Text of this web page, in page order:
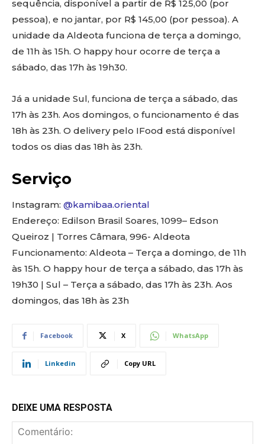
sequência, disponível a partir de R$ 125,00 (por
pessoa), e no jantar, por R$ 145,00 (por pessoa). A
unidade da Aldeota funciona de terça a domingo,
de 11h às 15h. O happy hour ocorre de terça a
sábado, das 17h às 19h30.
Já a unidade Sul, funciona de terça a sábado, das
17h às 23h. Aos domingos, o funcionamento é das
18h às 23h. O delivery pelo IFood está disponível
todos os dias das 18h às 23h.
Serviço
Instagram: @kamibaa.oriental
Endereço: Edilson Brasil Soares, 1099– Edson
Queiroz | Torres Câmara, 996- Aldeota
Funcionamento: Aldeota – Terça a domingo, de 11h
às 15h. O happy hour de terça a sábado, das 17h às
19h30 | Sul – Terça a sábado, das 17h às 23h. Aos
domingos, das 18h às 23h
Facebook X WhatsApp
Linkedin Copy URL
DEIXE UMA RESPOSTA